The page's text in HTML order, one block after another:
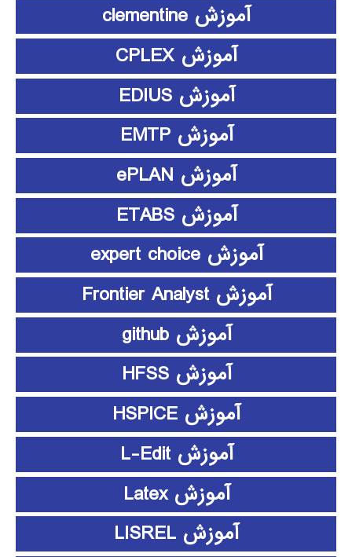
آموزش clementine
آموزش CPLEX
آموزش EDIUS
آموزش EMTP
آموزش ePLAN
آموزش ETABS
آموزش expert choice
آموزش Frontier Analyst
آموزش github
آموزش HFSS
آموزش HSPICE
آموزش L-Edit
آموزش Latex
آموزش LISREL